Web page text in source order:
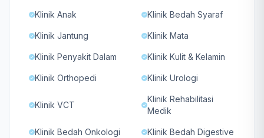
Klinik Anak Klinik Bedah Syaraf
Klinik Jantung Klinik Mata
Klinik Penyakit Dalam Klinik Kulit & Kelamin
Klinik Orthopedi Klinik Urologi
Klinik VCT
Klinik Rehabilitasi
Medik
Klinik Bedah Onkologi Klinik Bedah Digestive